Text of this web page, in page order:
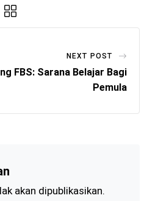
NEXT POST
FBS: Sarana Belajar Bagi
Pemula
akan dipublikasikan.